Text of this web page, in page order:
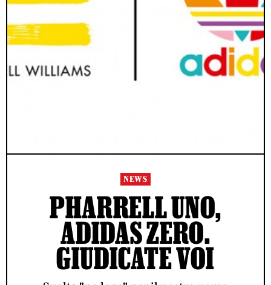
NEWS
PHARRELL UNO,
ADIDAS ZERO.
GIUDICATE VOI